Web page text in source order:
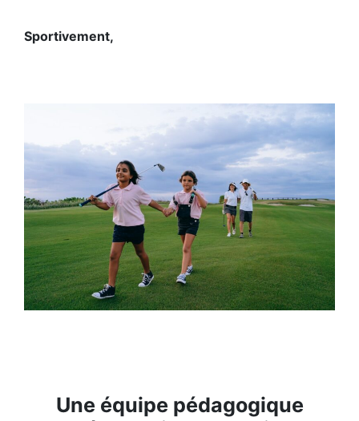
Sportivement,
Une équipe pédagogique